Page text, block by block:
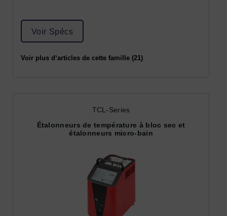
Voir Spécs
Voir plus d‘articles de cette famille (21)
TCL-Series
Étalonneurs de température à bloc sec et
étalonneurs micro-bain